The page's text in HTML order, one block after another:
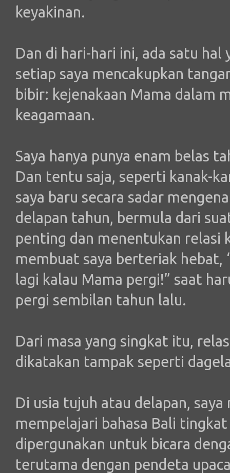
keyakinan.
Dan di hari-hari ini, ada satu hal
setiap saya mencakupkan
bibir: kejenakaan Mama dalam
keagamaan.
Saya hanya punya enam belas
Dan tentu saja, seperti kanak-
saya baru secara sadar
delapan tahun, bermula dari
penting dan menentukan relasi
membuat saya berteriak hebat,
lagi kalau Mama pergi!” saat
pergi sembilan tahun lalu.
Dari masa yang singkat itu,
dikatakan tampak seperti
Di usia tujuh atau delapan,
mempelajari bahasa Bali tingkat
dipergunakan untuk bicara
terutama dengan pendeta